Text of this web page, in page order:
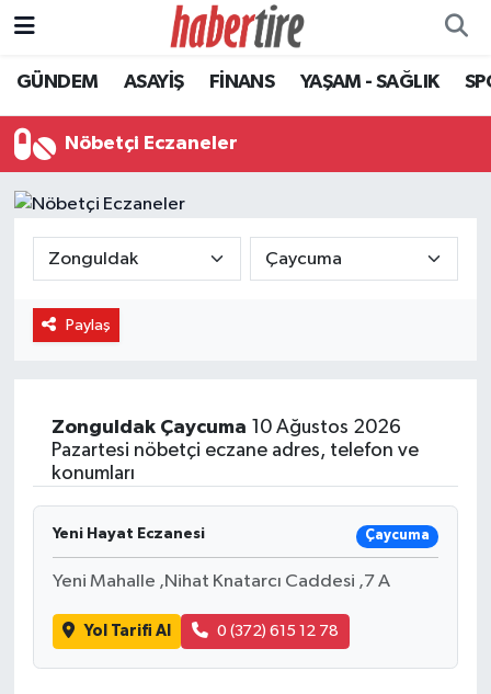
GÜNDEM ASAYİŞ FİNANS YAŞAM - SAĞLIK
Nöbetçi Eczaneler
Paylaş
Zonguldak Çaycuma 10 Ağustos 2026
Pazartesi nöbetçi eczane adres, telefon ve
konumları
Yeni Hayat Eczanesi Çaycuma
Yeni Mahalle ,Nihat Knatarcı Caddesi ,7 A
Yol Tarifi Al 0 (372) 615 12 78
Tire Nöbetçi Eczaneler
Tire Hava Durumu
Tire Trafik Yoğunluk Haritası
Süper Lig Puan Durumu ve Fikstür
Tüm Manşetler
Haber Arşivi